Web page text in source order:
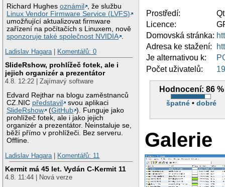
Richard Hughesoznámil
, že službu
Linux Vendor Firmware Service (LVFS)
umožňující aktualizovat firmware
zařízení na počítačích s Linuxem, nově
sponzoruje také společnost NVIDIA .
Ladislav Hagara| Komentářů: 0
SlideRshow, prohlížeč fotek, ale i
jejich organizér a prezentátor
4.8. 12:22 | Zajímavý software
Edvard Rejthar na blogu zaměstnanců
CZ.NIC představil
svou aplikaci
SlideRshow
(GitHub ). Funguje jako
prohlížeč fotek, ale i jako jejich
organizér a prezentátor. Neinstaluje se,
běží přímo v prohlížeči. Bez serveru.
Offline.
Ladislav Hagara| Komentářů: 11
Kermit má 45 let. Vydán C-Kermit 11
4.8. 11:44 | Nová verze
Prostředí:
Licence:
Domovská stránka:
Adresa ke stažení:
Je alternativou k:
Počet uživatelů:
Hodnocení: 86 %
špatné •dobré
Galerie